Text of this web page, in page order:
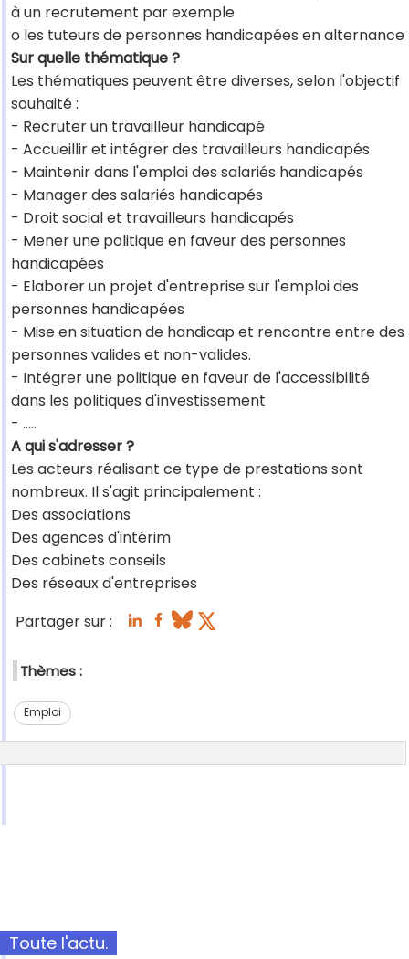
à un recrutement par exemple
o les tuteurs de personnes handicapées en alternance
Sur quelle thématique ?
Les thématiques peuvent être diverses, selon l'objectif
souhaité :
- Recruter un travailleur handicapé
- Accueillir et intégrer des travailleurs handicapés
- Maintenir dans l'emploi des salariés handicapés
- Manager des salariés handicapés
- Droit social et travailleurs handicapés
- Mener une politique en faveur des personnes
handicapées
- Elaborer un projet d'entreprise sur l'emploi des
personnes handicapées
- Mise en situation de handicap et rencontre entre des
personnes valides et non-valides.
- Intégrer une politique en faveur de l'accessibilité
dans les politiques d'investissement
- .....
A qui s'adresser ?
Les acteurs réalisant ce type de prestations sont
nombreux. Il s'agit principalement :
Des associations
Des agences d'intérim
Des cabinets conseils
Des réseaux d'entreprises
Partager sur :
Thèmes :
Emploi
Toute l'actu.